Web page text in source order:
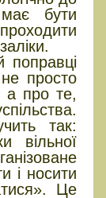
бути
поправці
просто
а про те,
так:
вільної
і носити
Це